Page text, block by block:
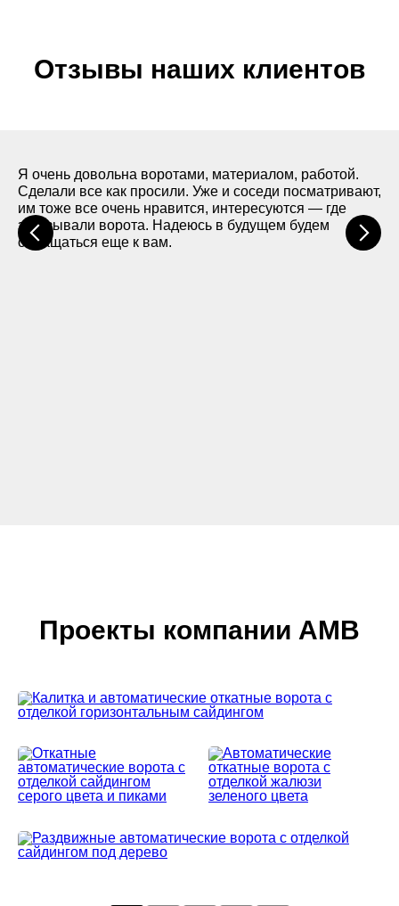
регулировочными болтами
комплектом роликов
надежности установленного оборудования.
Отзывы наших клиентов
Я очень довольна воротами, материалом, работой.
Сделали все как просили. Уже и соседи посматривают,
им тоже все очень нравится, интересуются — где
заказывали ворота. Надеюсь в будущем будем
обращаться еще к вам.
Проекты компании АМВ